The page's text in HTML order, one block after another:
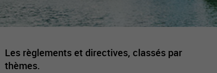
Les règlements et directives, classés par
thèmes.